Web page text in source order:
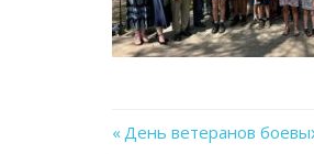
Previous
День ветеранов